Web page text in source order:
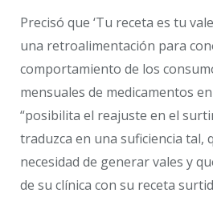
Precisó que ‘Tu receta es tu
una retroalimentación para
comportamiento de los
mensuales de medicamentos
“posibilita el reajuste en el
traduzca en una suficiencia tal,
necesidad de generar vales y
de su clínica con su receta